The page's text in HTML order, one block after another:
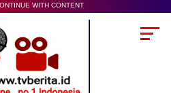
WITH CONTENT